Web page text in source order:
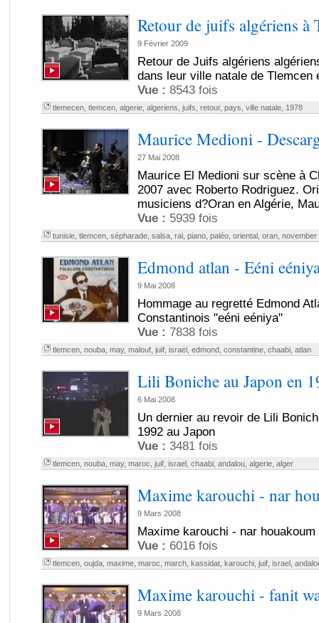
Retour de juifs algériens à
9 Février 2009
Retour de Juifs algériens
dans leur ville natale de Tlemcen
Vue : 8543 fois
tlemecen, tlemcen, algerie, algeriens juifs retour, pays ville natale, 1978
Maurice Medioni -
27 Mai 2008
Maurice El Medioni sur scène à
2007 avec Roberto Rodriguez.
musiciens d?Oran en Algérie,
Vue : 5939 fois
tunisie, tlemcen, sépharade, salsa, rai, piano, paléo, oriental, oran, november
Edmond atlan - Eéni
9 Mai 2008
Hommage au regretté Edmond
Constantinois "eéni eéniya"
Vue : 7838 fois
tlemcen, nouba, may, malouf, juif, israel, edmond, constantine, chaabi, atlan
Lili Boniche au Japon en
6 Mai 2008
Un dernier au revoir de Lili
1992 au Japon
Vue : 3481 fois
tlemcen, nouba, may, maroc juif, israel, chaabi, andalou, algerie, alger
Maxime karouchi - nar
9 Mars 2008
Maxime karouchi - nar houakoum
Vue : 6016 fois
tlemcen, oujda, maxime, maroc march, kassidat, karouchi, juif, israel,
Maxime karouchi - fanit
9 Mars 2008